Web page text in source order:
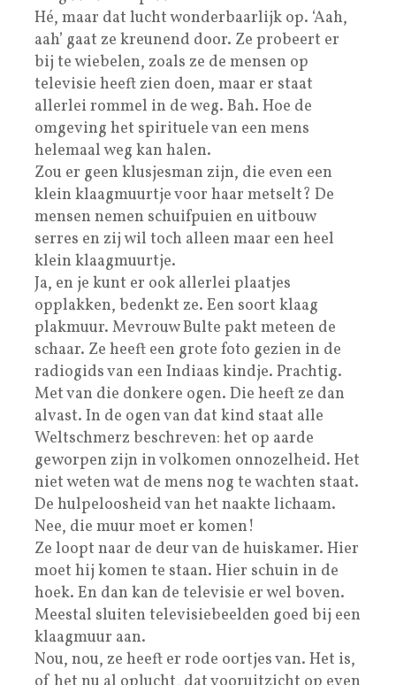
Hé, maar dat lucht wonderbaarlijk op. ‘Aah,
aah’ gaat ze kreunend door. Ze probeert er
bij te wiebelen, zoals ze de mensen op
televisie heeft zien doen, maar er staat
allerlei rommel in de weg. Bah. Hoe de
omgeving het spirituele van een mens
helemaal weg kan halen.
Zou er geen klusjesman zijn, die even een
klein klaagmuurtje voor haar metselt? De
mensen nemen schuifpuien en uitbouw
serres en zij wil toch alleen maar een heel
klein klaagmuurtje.
Ja, en je kunt er ook allerlei plaatjes
opplakken, bedenkt ze. Een soort klaag
plakmuur. Mevrouw Bulte pakt meteen de
schaar. Ze heeft een grote foto gezien in de
radiogids van een Indiaas kindje. Prachtig.
Met van die donkere ogen. Die heeft ze dan
alvast. In de ogen van dat kind staat alle
Weltschmerz beschreven: het op aarde
geworpen zijn in volkomen onnozelheid. Het
niet weten wat de mens nog te wachten staat.
De hulpeloosheid van het naakte lichaam.
Nee, die muur moet er komen!
Ze loopt naar de deur van de huiskamer. Hier
moet hij komen te staan. Hier schuin in de
hoek. En dan kan de televisie er wel boven.
Meestal sluiten televisiebeelden goed bij een
klaagmuur aan.
Nou, nou, ze heeft er rode oortjes van. Het is,